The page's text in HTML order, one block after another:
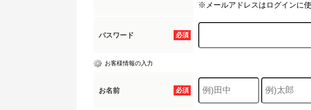
※メールアドレスはログインに使
必須
パスワード
お客様情報の入力
必須
お名前